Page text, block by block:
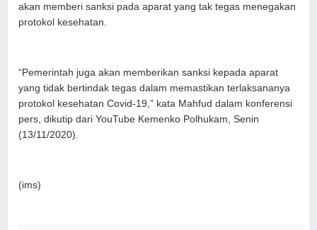
akan memberi sanksi pada aparat yang tak tegas menegakan
protokol kesehatan.
“Pemerintah juga akan memberikan sanksi kepada aparat
yang tidak bertindak tegas dalam memastikan terlaksananya
protokol kesehatan Covid-19,” kata Mahfud dalam konferensi
pers, dikutip dari YouTube Kemenko Polhukam, Senin
(13/11/2020).
(ims)